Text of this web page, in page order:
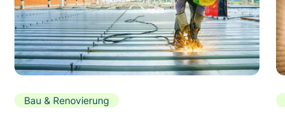
Bau & Renovierung